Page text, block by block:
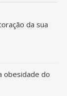
da sua
obesidade do